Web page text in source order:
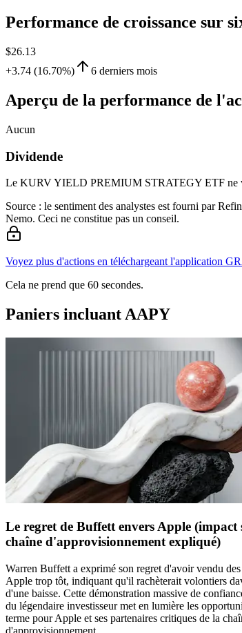
Performance de croissance sur
$26.13
+3.74 (16.70%)
6 derniers mois
Aperçu de la performance de
Aucun
Dividende
Le KURV YIELD PREMIUM STRATEGY ETF ne
Source : le sentiment des analystes est fourni par
Nemo. Ceci ne constitue pas un conseil.
Voyez plus d'actions en téléchargeant l'application
Cela ne prend que 60 secondes.
Paniers incluant AAPY
Le regret de Buffett envers Apple (impact
chaîne d'approvisionnement expliqué)
Warren Buffett a exprimé son regret d'avoir vendu
Apple trop tôt, indiquant qu'il rachèterait volontiers
d'une baisse. Cette démonstration massive de
du légendaire investisseur met en lumière les
terme pour Apple et ses partenaires critiques de la
d'approvisionnement.